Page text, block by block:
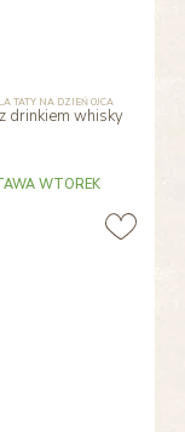
TATY NA DZIEŃ OJCA
drinkiem whisky
WTOREK